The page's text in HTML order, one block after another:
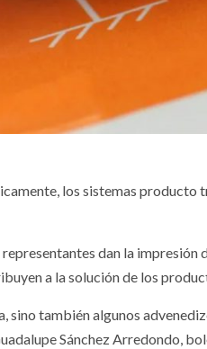
los sistemas producto
representantes dan la
a la solución de los
sino también algunos
Sánchez Arredondo,